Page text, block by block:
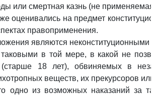
или смертная казнь (не применяемая
оценивались на предмет
правоприменения.
являются неконституционными
в той мере, в какой не
18 лет), обвиняемых в
веществ, их прекурсоров
одно из возможных наказаний за